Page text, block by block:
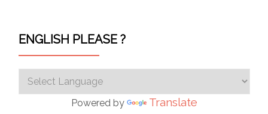
ENGLISH PLEASE ?
Powered by Translate